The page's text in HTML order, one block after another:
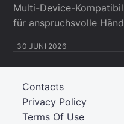
Multi-Device-
für anspruchsvolle
30 JUNI 2026
Terms Of Use
Privacy Policy
Contacts